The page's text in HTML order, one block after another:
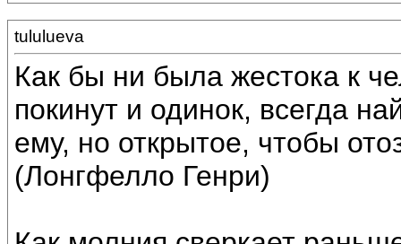
tululueva
Как бы ни была жестока к
покинут и одинок, всегда
ему, но открытое, чтобы
(Лонгфелло Генри)